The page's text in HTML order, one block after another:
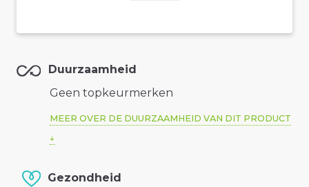
Duurzaamheid
Geen topkeurmerken
MEER OVER DE DUURZAAMHEID VAN DIT PRODUCT
Gezondheid